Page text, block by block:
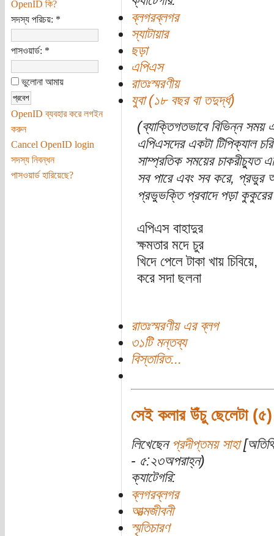
OpenID কি?
সদস্য পরিচয়: *
পাসওয়ার্ড: *
ভুলোনা আমায়
OpenID ব্যবহার করে লগইন
করুন
Cancel OpenID login
সদস্য নিবন্ধন
পাসওয়ার্ড হারিয়েছে?
ব্লগরব্লগর
স্যাটায়ার
ছড়া
এপিএস
রাতঃস্মরণীয়
যুবা (১৮ বছর বা তদুর্দ্ধ)
(ব্যাক্তিগতভাবে বিভিন্ন সময়
এপিএসদের একটা টিপিক্যাল
সাম্প্রতিক সময়ের চাকরীচ্যুত
সব পারে এবং সব করে, প্রভুর
প্রভুভক্তি প্রবাদে পড়া
এপিএস বাহাদুর
ক্ষমতার মদে চুর
খিদে পেলে টাকা খায় চিবিয়ে,
করে সদা ছলনা
রাতঃস্মরণীয় এর ব্লগ
৩১টি মন্তব্য
বিস্তারিত...
সেই কলার উঁচু ছেলেটা (৫)
লিখেছেন প্রদীপ্তময় সাহা
- ৫:২৩অপরাহ্ন)
ক্যাটেগরি:
ব্লগরব্লগর
আত্মজীবনী
স্মৃতিচারণ